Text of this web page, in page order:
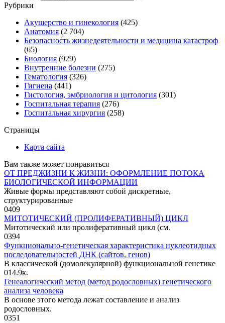
Рубрики
Акушерство и гинекология (425)
Анатомия (2 704)
Безопасность жизнедеятельности и медицина катастроф
(65)
Биология (929)
Внутренние болезни (275)
Гематология (326)
Гигиена (441)
Гистология, эмбриология и цитология (301)
Госпитальная терапия (276)
Госпитальная хирургия (258)
Страницы
Карта сайта
Вам также может понравиться
ОТ ПРЕДЖИЗНИ К ЖИЗНИ: ОФОРМЛЕНИЕ ПОТОКА
БИОЛОГИЧЕСКОЙ ИНФОРМАЦИИ
Живые формы представляют собой дискретные,
структурированные
0409
МИТОТИЧЕСКИЙ (ПРОЛИФЕРАТИВНЫЙ) ЦИКЛ
Митотический или пролиферативный цикл (см.
0394
Функционально-генетическая характеристика нуклеотидных
последовательностей ДНК (сайтов, генов)
В классической (домолекулярной) функциональной генетике
014.9к.
Генеалогический метод (метод родословных) генетического
анализа человека
В основе этого метода лежат составление и анализ
родословных.
0351